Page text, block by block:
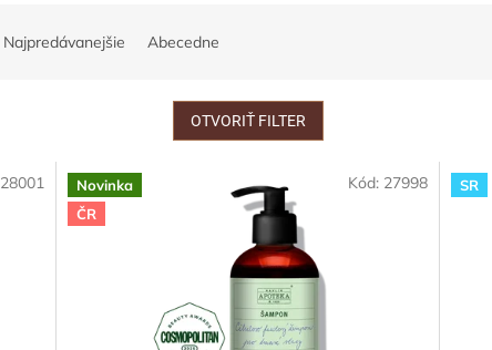
Najpredávanejšie Abecedne
OTVORIŤ FILTER
28001
Novinka
ČR
Kód: 27998 SR